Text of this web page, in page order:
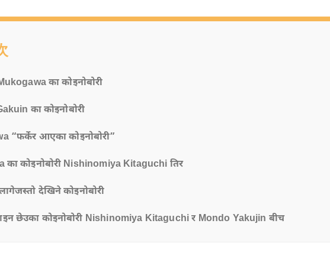
का कोइनोबोरी
का कोइनोबोरी
“फर्केर आएका कोइनोबोरी”
का कोइनोबोरी Nishinomiya Kitaguchi तिर
देखिने कोइनोबोरी
छेउका कोइनोबोरी Nishinomiya Kitaguchi र Mondo Yakujin बीच